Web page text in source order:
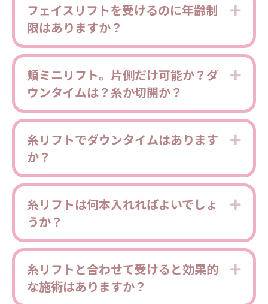
フェイスリフトを受けるのに年齢制
限はありますか？
頬ミニリフト。片側だけ可能か？ダ
ウンタイムは？糸か切開か？
糸リフトでダウンタイムはあります
か？
糸リフトは何本入れればよいでしょ
うか？
糸リフトと合わせて受けると効果的
な施術はありますか？